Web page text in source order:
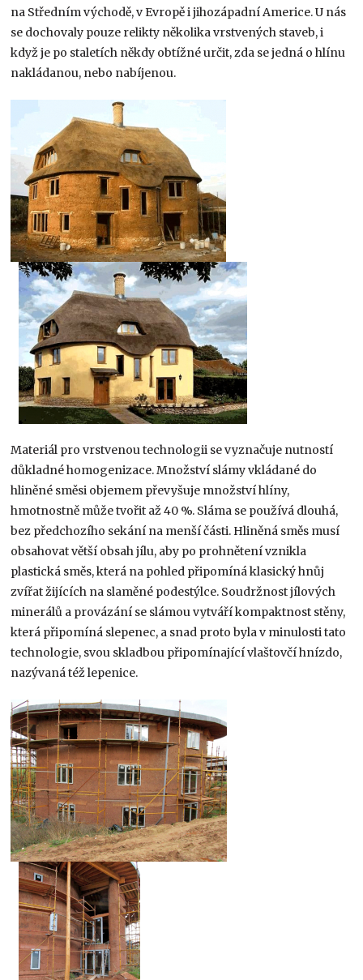
na Středním východě, v Evropě i jihozápadní Americe. U nás
se dochovaly pouze relikty několika vrstvených staveb, i
když je po staletích někdy obtížné určit, zda se jedná o hlínu
nakládanou, nebo nabíjenou.
Materiál pro vrstvenou technologii se vyznačuje nutností
důkladné homogenizace. Množství slámy vkládané do
hliněné směsi objemem převyšuje množství hlíny,
hmotnostně může tvořit až 40 %. Sláma se používá dlouhá,
bez předchozího sekání na menší části. Hliněná směs musí
obsahovat větší obsah jílu, aby po prohnětení vznikla
plastická směs, která na pohled připomíná klasický hnůj
zvířat žijících na slaměné podestýlce. Soudržnost jílových
minerálů a provázání se slámou vytváří kompaktnost stěny,
která připomíná slepenec, a snad proto byla v minulosti tato
technologie, svou skladbou připomínající vlaštovčí hnízdo,
nazývaná též lepenice.